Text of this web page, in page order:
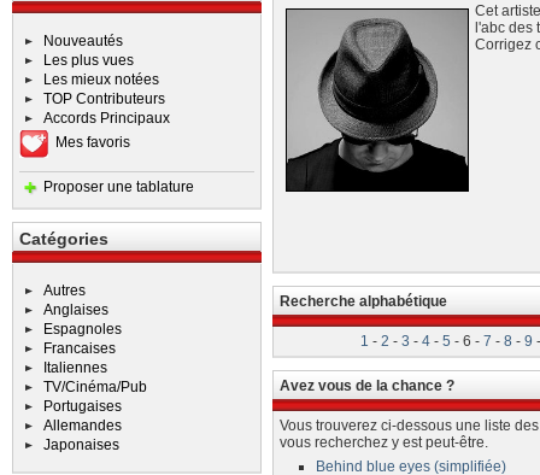
Nouveautés
Les plus vues
Les mieux notées
TOP Contributeurs
Accords Principaux
Mes favoris
Proposer une tablature
Catégories
Autres
Anglaises
Espagnoles
Francaises
Italiennes
TV/Cinéma/Pub
Portugaises
Allemandes
Japonaises
Cet
l'abc des
Corrigez
Recherche alphabétique
1 - 2 - 3 - 4- 5 - 6 - 7 - 8 - 9
Avez vous de la chance ?
Vous trouverez ci-dessous une liste
vous recherchez y est peut-être.
Behind blue eyes (simplifiée)